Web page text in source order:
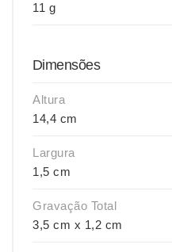
11 g
Dimensões
Altura
14,4 cm
Largura
1,5 cm
Gravação Total
3,5 cm x 1,2 cm